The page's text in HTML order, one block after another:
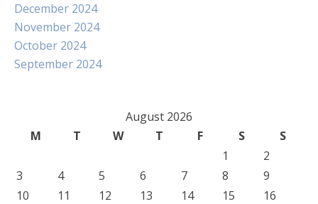
December 2024
November 2024
October 2024
September 2024
August 2026
M
T W T F S
S
1
2
3
4 5 6 7 8
9
10
11 12 13 14 15
16